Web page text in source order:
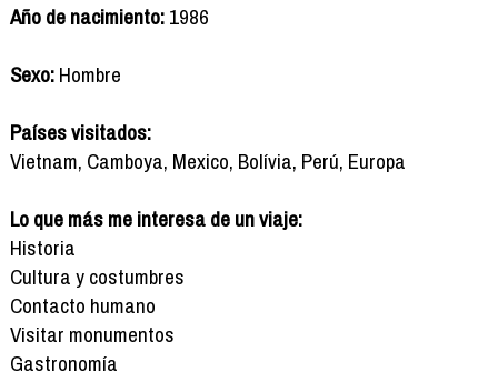
Año de nacimiento:1986
Sexo:Hombre
Países visitados:
Vietnam, Camboya, Mexico, Bolívia, Perú, Europa
Lo que más me interesa de un viaje:
Historia
Cultura y costumbres
Contacto humano
Visitar monumentos
Gastronomía